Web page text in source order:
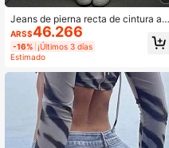
Jeans de pierna recta de cintura alt
a, jeans de pierna ancha sueltos, pa
ntalones de algodón casuales de lar
go al tobillo para otoño
ARS$46.266
-16% ¡Últimos 3 días
Estimado